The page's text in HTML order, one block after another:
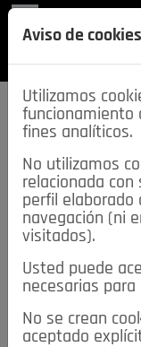
SECCIONES
≡NOTICIAS
NOTICIAS
Aviso de
Utilizamos
funcionamiento
fines analíticos.
No utilizamos
relacionada con
perfil elaborado
navegación (ni
visitados).
Usted puede
necesarias
No se crean
aceptado